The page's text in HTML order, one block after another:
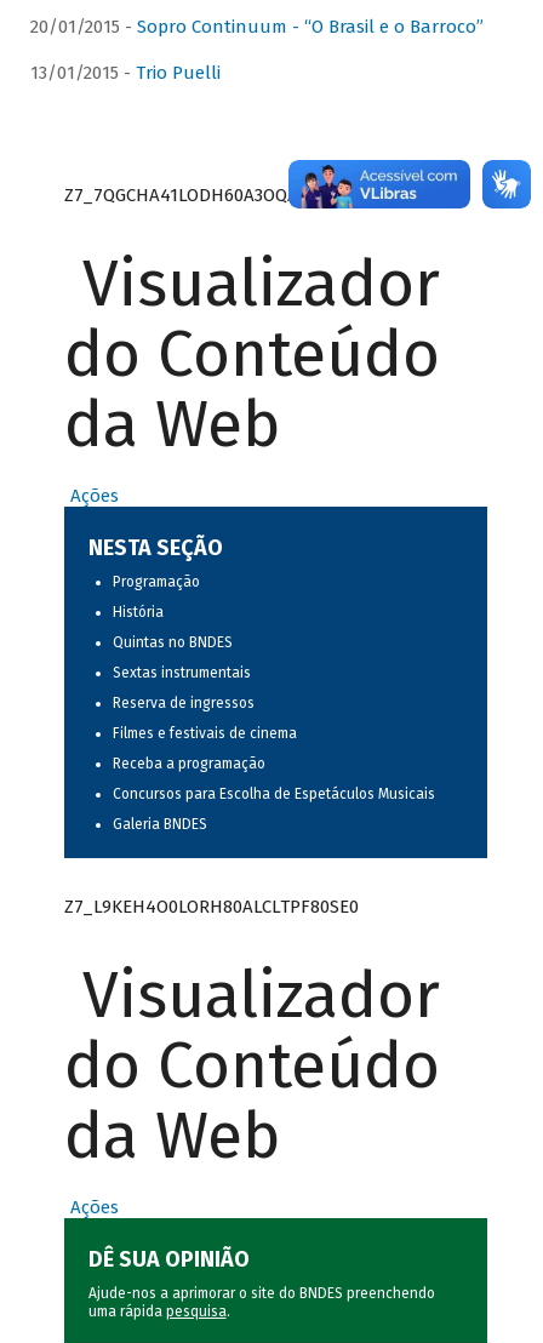
20/01/2015 - Sopro Continuum - “O Brasil e o Barroco”
13/01/2015 - Trio Puelli
Z7_7QGCHA41LODH60A3OQA8RN1415
Visualizador
do Conteúdo
da Web
Ações
NESTA SEÇÃO
Programação
História
Quintas no BNDES
Sextas instrumentais
Reserva de ingressos
Filmes e festivais de cinema
Receba a programação
Concursos para Escolha de Espetáculos Musicais
Galeria BNDES
Z7_L9KEH4O0LORH80ALCLTPF80SE0
Visualizador
do Conteúdo
da Web
Ações
DÊ SUA OPINIÃO
Ajude-nos a aprimorar o site do BNDES preenchendo
uma rápida pesquisa.